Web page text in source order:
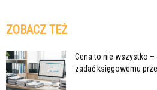
ZOBACZ TEŻ
Cena to nie wszystko –
zadać księgowemu